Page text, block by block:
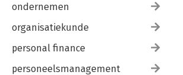
ondernemen
organisatiekunde
personal finance
personeelsmanagement